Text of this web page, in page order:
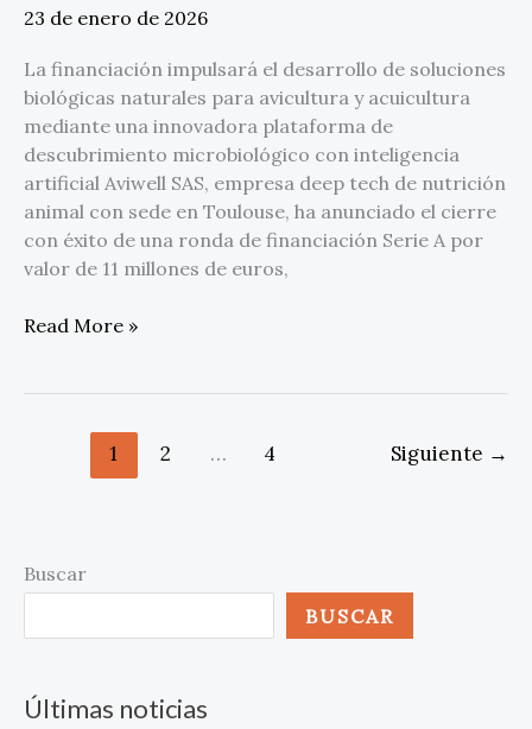
23 de enero de 2026
La financiación impulsará el desarrollo de soluciones
biológicas naturales para avicultura y acuicultura
mediante una innovadora plataforma de
descubrimiento microbiológico con inteligencia
artificial Aviwell SAS, empresa deep tech de nutrición
animal con sede en Toulouse, ha anunciado el cierre
con éxito de una ronda de financiación Serie A por
valor de 11 millones de euros,
plataforma
microbiota
basada
en
IA
Read More »
1 2 … 4 Siguiente →
Buscar
BUSCAR
Últimas noticias